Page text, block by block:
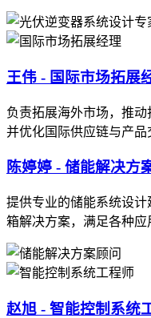
王伟 - 国际市场拓展
负责拓展海外市场，推动
并优化国际供应链与产品
陈婷婷 - 储能解决方
提供专业的储能系统设
箱解决方案，满足各种应
赵旭 - 智能控制系统